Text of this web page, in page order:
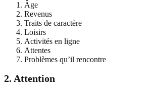
Âge
Revenus
Traits de caractère
Loisirs
Activités en ligne
Attentes
Problèmes qu’il rencontre
2. Attention